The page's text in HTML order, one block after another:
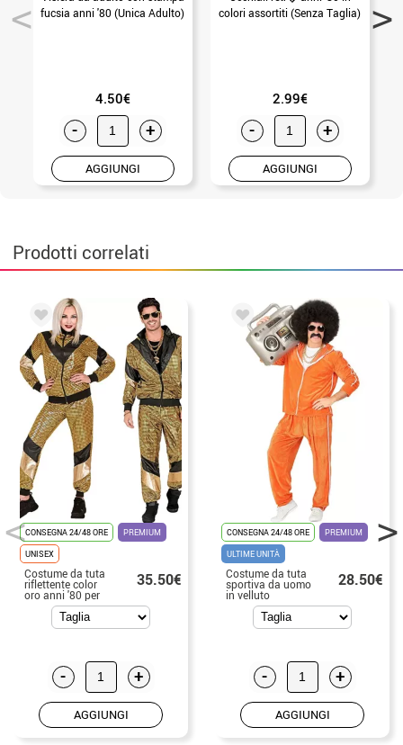
fucsia anni '80 (Unica Adulto)
4.50€
- +
AGGIUNGI
colori assortiti (Senza Taglia)
2.99€
- +
AGGIUNGI
Prodotti correlati
CONSEGNA 24/48 ORE
PREMIUM
UNISEX
Costume da tuta
riflettente color
oro anni '80 per
adulto
35.50€
- +
AGGIUNGI
CONSEGNA 24/48 ORE
PREMIUM
ULTIME UNITÀ
Costume da tuta
sportiva da uomo
in velluto
arancione anni
28.50€
- +
AGGIUNGI